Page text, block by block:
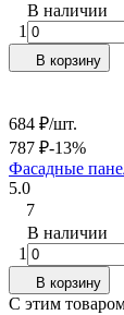
В наличии
1
В корзину
684 ₽/шт.
787 ₽-13%
Фасадные
5.0
7
В наличии
1
В корзину
C этим